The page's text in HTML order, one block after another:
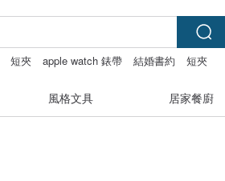
短夾 apple watch 錶帶 結婚書約 短夾
風格文具 居家餐廚